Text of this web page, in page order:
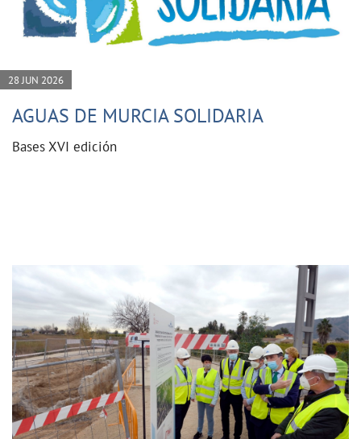
28 JUN 2026
AGUAS DE MURCIA SOLIDARIA
Bases XVI edición